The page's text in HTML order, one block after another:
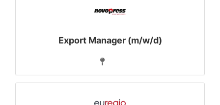
Export Manager (m/w/d)